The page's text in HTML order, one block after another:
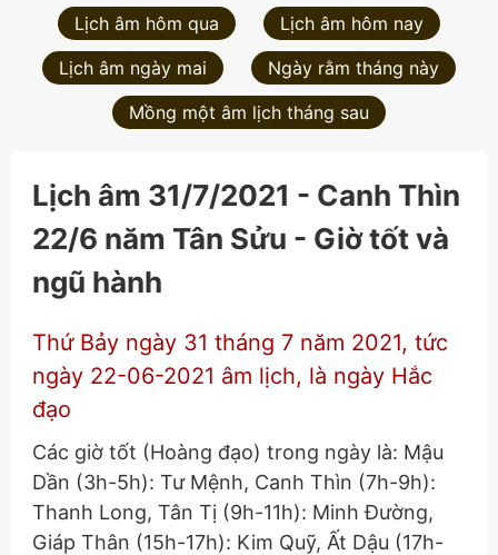
Lịch âm hôm qua
Lịch âm hôm nay
Lịch âm ngày mai
Ngày rằm tháng này
Mồng một âm lịch tháng sau
Lịch âm 31/7/2021 - Canh Thìn
22/6 năm Tân Sửu - Giờ tốt và
ngũ hành
Thứ Bảy ngày 31 tháng 7 năm 2021, tức
ngày 22-06-2021 âm lịch, là ngày Hắc
đạo
Các giờ tốt (Hoàng đạo) trong ngày là: Mậu
Dần (3h-5h): Tư Mệnh, Canh Thìn (7h-9h):
Thanh Long, Tân Tị (9h-11h): Minh Đường,
Giáp Thân (15h-17h): Kim Quỹ, Ất Dậu (17h-